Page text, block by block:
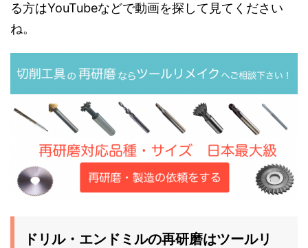
る方はYouTubeなどで動画を探して見てください
ね。
ドリル・エンドミルの再研磨はツールリ